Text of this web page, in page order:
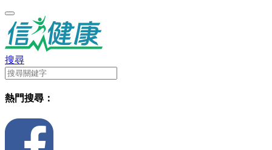
搜尋
熱門搜尋：